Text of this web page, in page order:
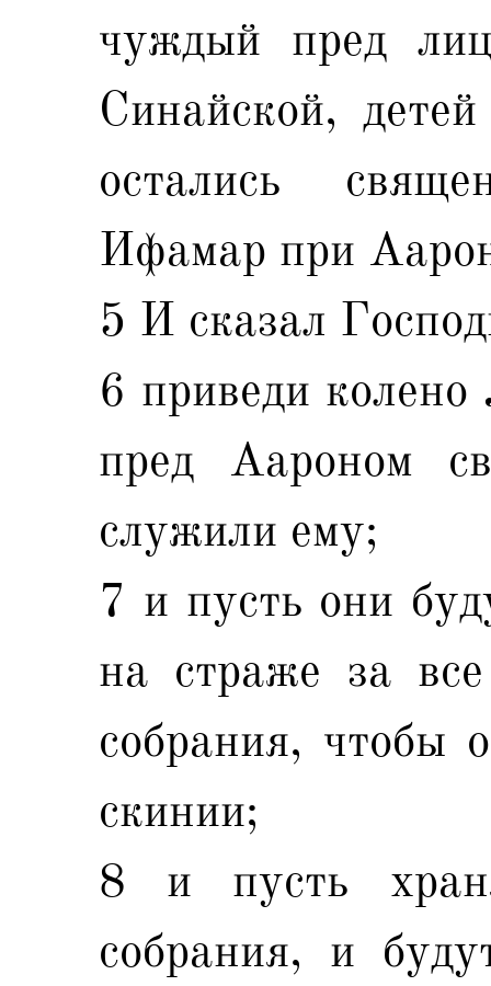
чуждый пред
Синайской,
остались
Ифамар при
5 И сказал
6 приведи колено
пред Аароном
служили ему;
7 и пусть они
на страже за
собрания, чтобы
скинии;
8 и пусть
собрания, и